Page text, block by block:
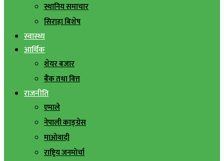
स्थानिय समाचार
सिराहा बिशेष
स्वास्थ्य
आर्थिक
शेयर बजार
बैंक तथा वित्त
राजनीति
एमाले
नेपाली काङ्ग्रेस
माओवादी
राष्ट्रिय जनमोर्चा